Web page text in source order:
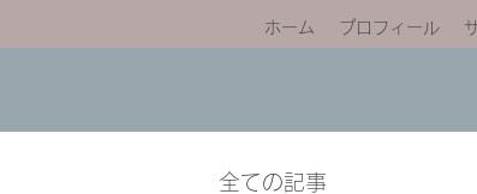
ホーム プロフィール
全ての記事